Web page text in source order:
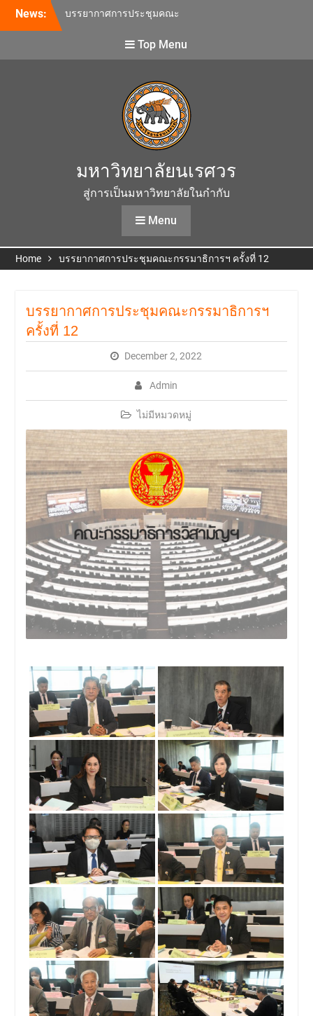
News:
บรรยากาศการประชุมคณะ
บรรยากาศการประชุมคณะ
กรรมาธิการฯ ครั้งที่ 10
กรรมาธิการฯ ครั้งที่ 12
Top Menu
มหาวิทยาลัยนเรศวร
สู่การเป็นมหาวิทยาลัยในกำกับ
Menu
Home บรรยากาศการประชุมคณะกรรมาธิการฯ ครั้งที่ 12
บรรยากาศการประชุมคณะกรรมาธิการฯ
ครั้งที่ 12
December 2, 2022
Admin
ไม่มีหมวดหมู่